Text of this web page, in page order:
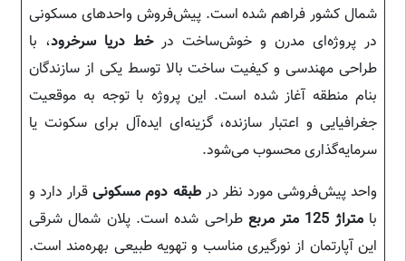
شمال کشور فراهم شده است. پیش‌فروش واحدهای مسکونی
در پروژه‌ای مدرن و خوش‌ساخت درخط دریا سرخرود، با
طراحی مهندسی و کیفیت ساخت بالا توسط یکی از سازندگان
بنام منطقه آغاز شده است. این پروژه با توجه به موقعیت
جغرافیایی و اعتبار سازنده، گزینه‌ای ایده‌آل برای سکونت یا
سرمایه‌گذاری محسوب می‌شود.
واحد پیش‌فروشی مورد نظر درطبقه دوم مسکونیقرار دارد و
بامتراژ 125 متر مربع
طراحی شده است. پلان شمال شرقی
این آپارتمان از نورگیری مناسب و تهویه طبیعی بهره‌مند است.